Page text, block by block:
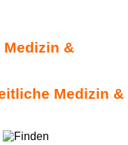
&
Medizin &